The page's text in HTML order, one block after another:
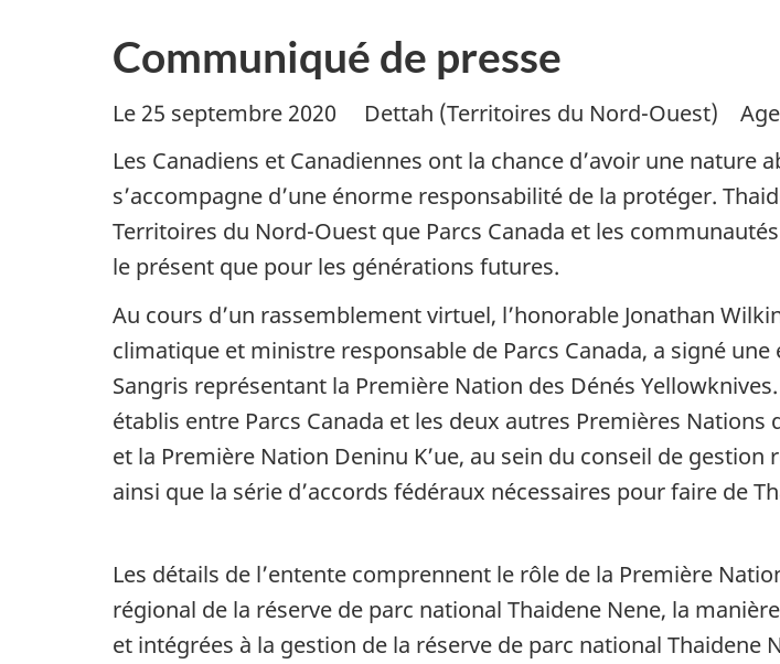
Communiqué de presse
Le 25 septembre 2020 Dettah (Territoires du Nord-Ouest)
Les Canadiens et Canadiennes ont la chance d’avoir une
s’accompagne d’une énorme responsabilité de la protéger.
Territoires du Nord-Ouest que Parcs Canada et les
le présent que pour les générations futures.
Au cours d’un rassemblement virtuel, l’honorable Jonathan
climatique et ministre responsable de Parcs Canada, a signé
Sangris représentant la Première Nation des Dénés
établis entre Parcs Canada et les deux autres Premières Nations
et la Première Nation Deninu K’ue, au sein du conseil de
ainsi que la série d’accords fédéraux nécessaires pour faire de
Les détails de l’entente comprennent le rôle de la Première
régional de la réserve de parc national Thaidene Nene, la
et intégrées à la gestion de la réserve de parc national